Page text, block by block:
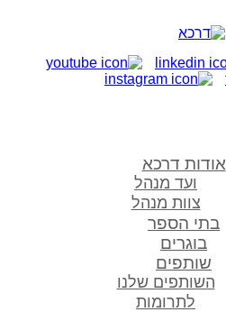
אודות דרכא
ועד מנהל
צוות מנהל
בתי הספר
בוגרים
שותפים
השותפים שלנו
לתרומות